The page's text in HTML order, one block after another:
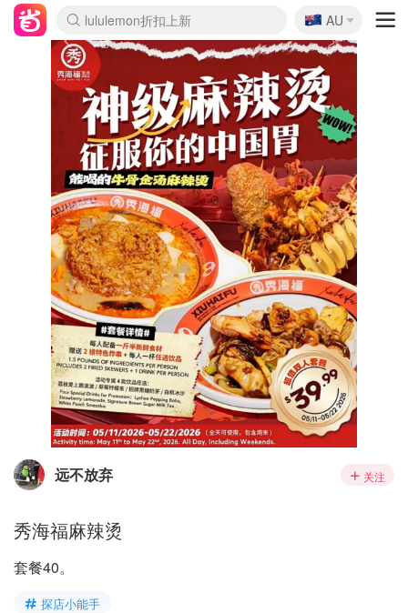
lululemon折扣上新
Sasa美妆护肤3.5折
SSENSE年中2.5折
FreshBeauty好价汇总
Cettire降价+叠9折
WWS Coles超市实拍
viagogo二手票捡漏
Myer折扣汇总
The Outnet奢牌1折起
David Jones 3折起
Flannels大牌1折
Perfumes Club护肤1折
AMIRO面罩$251
Amazon折扣汇总
eToro入金$200送$50
Amazon数码好物
ICONIC本周7.5折
ThedoubleF高奢地板价
Moose Knuckles 6折
EUFY摄像头$98
Selenichast首饰2折
Trip机票酒店促销
YSL送5件彩妆礼
Amazon家居好物
Amazon美妆护肤
雅漾大喷$8
过敏原检测盒$33
科颜氏高保湿面霜$29
SEALIFE海洋馆门票6折
丝塔芙大白罐$16
订阅Newsletter送香薰
Cult Beauty 6.8折
Harrods圣诞日历$525
LN-CC奢牌私促3折
d'Alba空姐喷雾$16
EVE LOM套装£56
Bernardelli独家4折
Adore Beauty 6折起
CT圣诞日历
Mytheresa奢品2.7折
Luxury Escapes 9折
Currentbody美容仪$881
MOON Garden Live
Roborock扫地机$649
Tingo Life水杯$24
Valentino官网5折
CR洗护套装$23
修丽可4件套$159
GANNI官网4.5折
Stylevana韩妆4折
Tessabit高奢8.5折
OGX洗发水$11
Amazon阿德莱德次日达
卡诗8.5折+赠礼
Philips Hue灯具8折
La Mer送8件礼值$529
🇦🇺
AU
远不放弃 关注
秀海福麻辣烫
套餐40。
探店小能手